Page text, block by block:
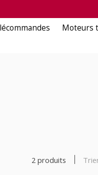
Moteurs
2 produits